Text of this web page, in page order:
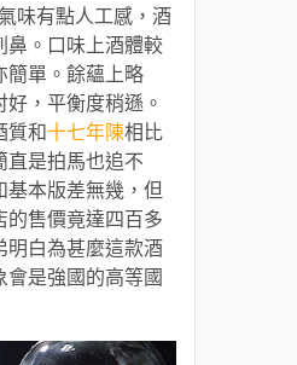
味有點人工感，酒
鼻。口味上酒體較
簡單。餘蘊上略
好，平衡度稍遜。
質和十七年陳相比
直是拍馬也追不
基本版差無幾，但
的售價竟達四百多
明白為甚麼這款酒
會是強國的高等國